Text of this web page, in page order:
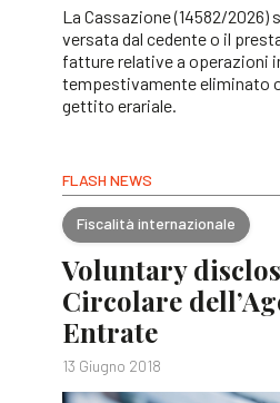
La Cassazione (14582/2026)
versata dal cedente o il
fatture relative a operazioni
tempestivamente eliminato
gettito erariale.
FLASH NEWS
Fiscalità internazionale
Voluntary
Circolare
Entrate
13 Giugno 2018